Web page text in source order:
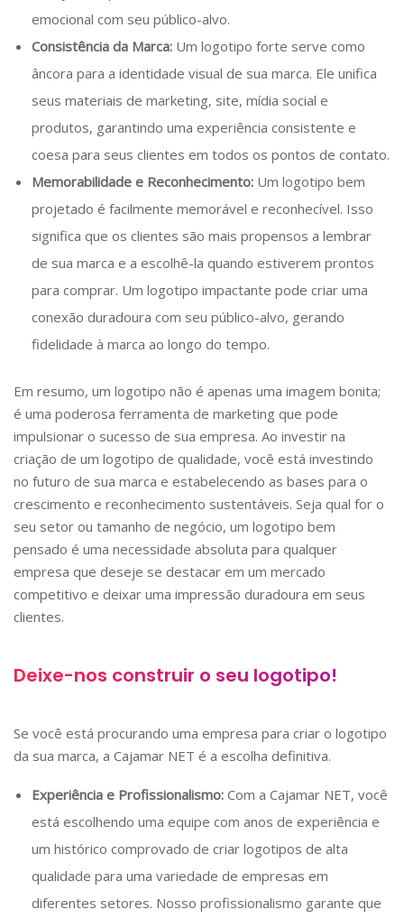
emocional com seu público-alvo.
Consistência da Marca: Um logotipo forte serve como
âncora para a identidade visual de sua marca. Ele unifica
seus materiais de marketing, site, mídia social e
produtos, garantindo uma experiência consistente e
coesa para seus clientes em todos os pontos de contato.
Memorabilidade e Reconhecimento: Um logotipo bem
projetado é facilmente memorável e reconhecível. Isso
significa que os clientes são mais propensos a lembrar
de sua marca e a escolhê-la quando estiverem prontos
para comprar. Um logotipo impactante pode criar uma
conexão duradoura com seu público-alvo, gerando
fidelidade à marca ao longo do tempo.
Em resumo, um logotipo não é apenas uma imagem bonita;
é uma poderosa ferramenta de marketing que pode
impulsionar o sucesso de sua empresa. Ao investir na
criação de um logotipo de qualidade, você está investindo
no futuro de sua marca e estabelecendo as bases para o
crescimento e reconhecimento sustentáveis. Seja qual for o
seu setor ou tamanho de negócio, um logotipo bem
pensado é uma necessidade absoluta para qualquer
empresa que deseje se destacar em um mercado
competitivo e deixar uma impressão duradoura em seus
clientes.
Deixe-nos construir o seu logotipo!
Se você está procurando uma empresa para criar o logotipo
da sua marca, a Cajamar NET é a escolha definitiva.
Experiência e Profissionalismo: Com a Cajamar NET, você
está escolhendo uma equipe com anos de experiência e
um histórico comprovado de criar logotipos de alta
qualidade para uma variedade de empresas em
diferentes setores. Nosso profissionalismo garante que